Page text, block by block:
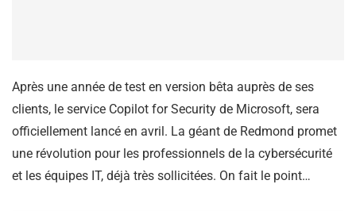
Après une année de test en version bêta auprès de ses
clients, le service Copilot for Security de Microsoft, sera
officiellement lancé en avril. La géant de Redmond promet
une révolution pour les professionnels de la cybersécurité
et les équipes IT, déjà très sollicitées. On fait le point…